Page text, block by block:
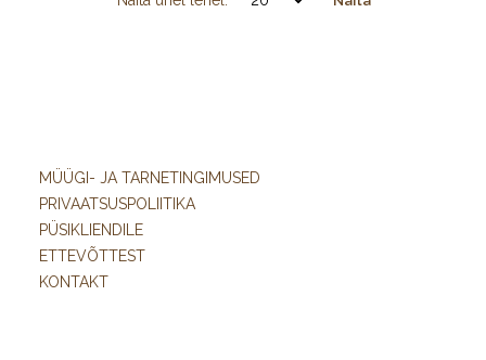
MÜÜGI- JA TARNETINGIMUSED
PRIVAATSUSPOLIITIKA
PÜSIKLIENDILE
ETTEVÕTTEST
KONTAKT